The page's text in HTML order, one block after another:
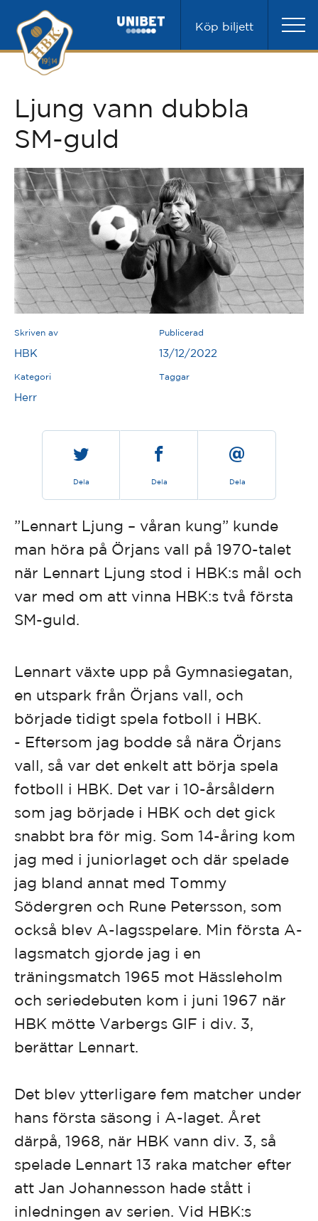
Köp biljett
Ljung vann dubbla
SM-guld
Skriven av
HBK
Publicerad
13/12/2022
Kategori
Herr
Taggar
Dela Dela Dela
”Lennart Ljung – våran kung” kunde
man höra på Örjans vall på 1970-talet
när Lennart Ljung stod i HBK:s mål och
var med om att vinna HBK:s två första
SM-guld.
Lennart växte upp på Gymnasiegatan,
en utspark från Örjans vall, och
började tidigt spela fotboll i HBK.
- Eftersom jag bodde så nära Örjans
vall, så var det enkelt att börja spela
fotboll i HBK. Det var i 10-årsåldern
som jag började i HBK och det gick
snabbt bra för mig. Som 14-åring kom
jag med i juniorlaget och där spelade
jag bland annat med Tommy
Södergren och Rune Petersson, som
också blev A-lagsspelare. Min första A-
lagsmatch gjorde jag i en
träningsmatch 1965 mot Hässleholm
och seriedebuten kom i juni 1967 när
HBK mötte Varbergs GIF i div. 3,
berättar Lennart.
Det blev ytterligare fem matcher under
hans första säsong i A-laget. Året
därpå, 1968, när HBK vann div. 3, så
spelade Lennart 13 raka matcher efter
att Jan Johannesson hade stått i
inledningen av serien. Vid HBK:s